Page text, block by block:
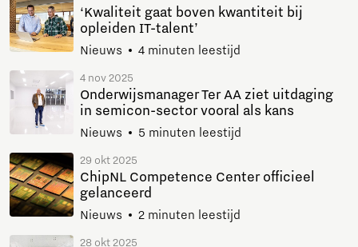
‘Kwaliteit gaat boven kwantiteit bij
opleiden IT-talent’
Nieuws 4 minuten leestijd
4 nov 2025
Onderwijsmanager Ter AA ziet uitdaging
in semicon-sector vooral als kans
Nieuws 5 minuten leestijd
29 okt 2025
ChipNL Competence Center officieel
gelanceerd
Nieuws 2 minuten leestijd
28 okt 2025